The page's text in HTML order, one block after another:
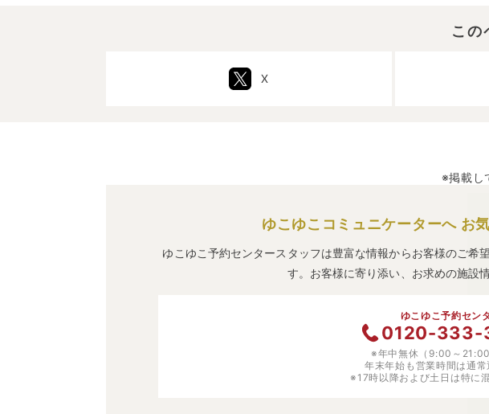
この
X
※掲載し
ゆこゆこコミュニケーターへ お
ゆこゆこ予約センタースタッフは豊富な情報からお客様のご希
す。お客様に寄り添い、お求めの施設
ゆこゆこ予約セン
0120-333-
※年中無休（9:00～21:00
年末年始も営業時間は通常
※17時以降および土日は特に